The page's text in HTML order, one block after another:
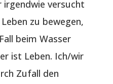
versucht
zu bewegen,
beim Wasser
ist Leben. Ich/wir
Zufall den